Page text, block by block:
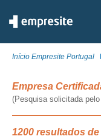
Início Empresite Portugal
Empresa
(Pesquisa solicitada
1200 resultados